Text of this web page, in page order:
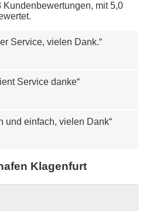
mit 5,0
Service, vielen Dank.
Service danke
und einfach, vielen Dank
Klagenfurt